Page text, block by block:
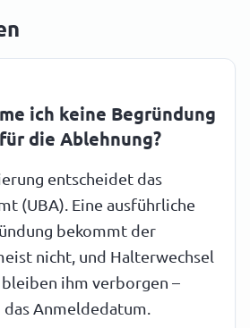
ich keine Begründung
die Ablehnung?
entscheidet das
(UBA). Eine ausführliche
bekommt der
nicht, und Halterwechsel
ihm verborgen –
Anmeldedatum.